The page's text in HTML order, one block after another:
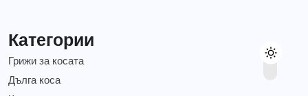
Категории
Грижи за косата
Дълга коса